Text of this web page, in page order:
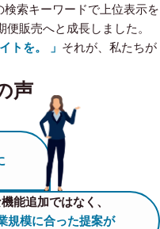
索キーワードで上位表示を
販売へと成長しました。
トを。 」 それが、私たちが
声
能追加ではなく、
規模に合った提案が